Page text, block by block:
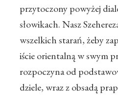
przytoczony powyżej
słowikach. Nasz
wszelkich starań, żeby
iście orientalną w swym
rozpoczyna od
dziele, wraz z obsadą